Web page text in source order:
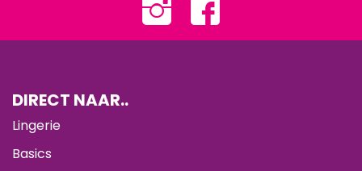
DIRECT NAAR..
Lingerie
Basics